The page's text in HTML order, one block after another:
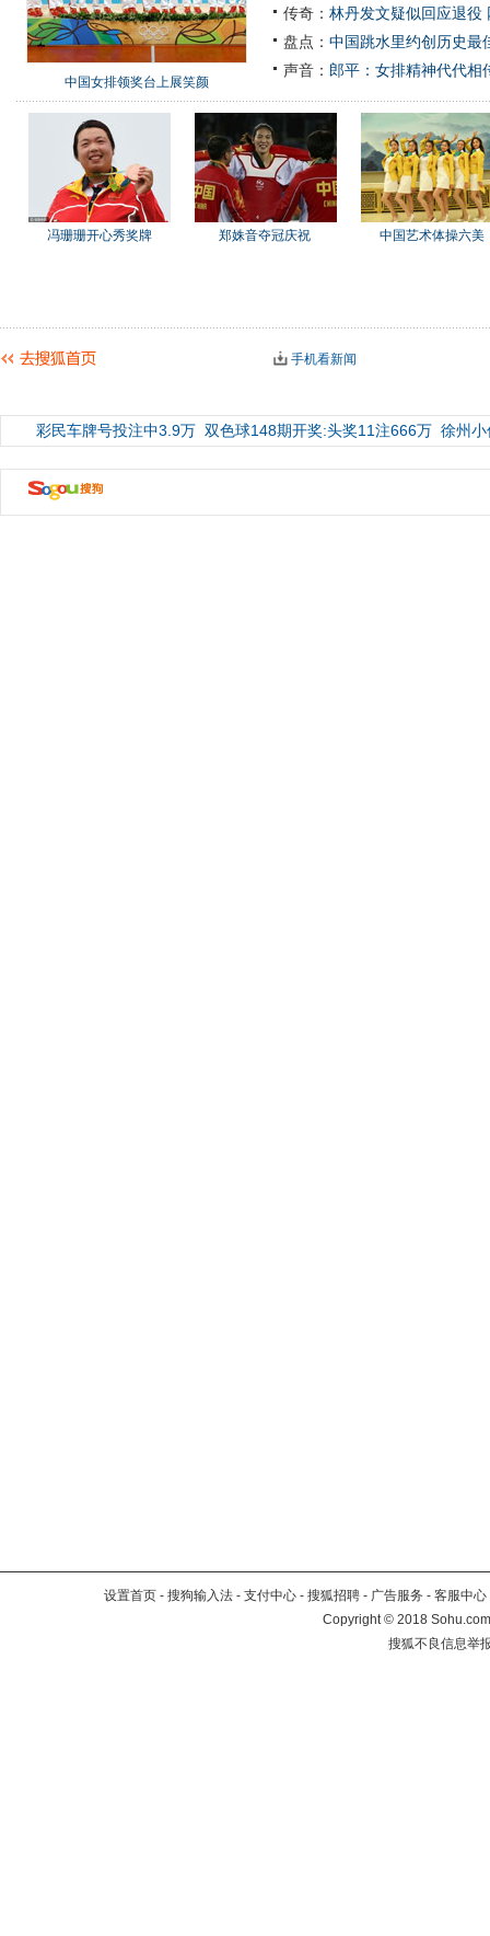
中国女排领奖台上展笑颜
传奇： 林丹发文疑似回应退役
盘点： 中国跳水里约创历史最
声音： 郎平：女排精神代代相
冯珊珊开心秀奖牌 郑姝音夺冠庆祝 中国艺术体操六美
手机看新闻
彩民车牌号投注中3.9万 双色球148期开奖:头奖11注666万 徐州
设置首页 - 搜狗输入法 - 支付中心 - 搜狐招聘 - 广告服务 - 客服中心
Copyright©2018
搜狐不良信息举